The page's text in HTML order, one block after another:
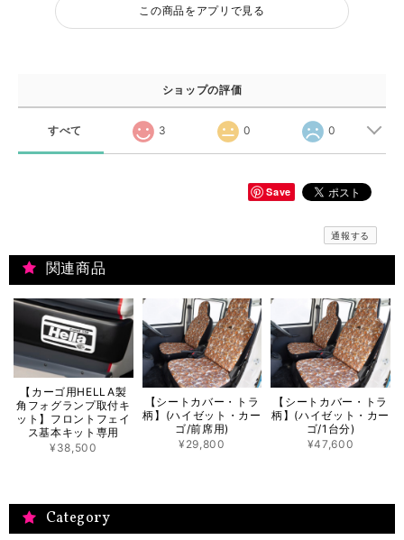
この商品をアプリで見る
ショップの評価
すべて 3 0 0
Save
通報する
関連商品
【カーゴ用HELLA製
角フォグランプ取付キ
ット】フロントフェイ
ス基本キット専用
¥38,500
【シートカバー・トラ
柄】(ハイゼット・カー
ゴ/前席用)
¥29,800
【シートカバー・トラ
柄】(ハイゼット・カー
ゴ/1台分)
¥47,600
Category